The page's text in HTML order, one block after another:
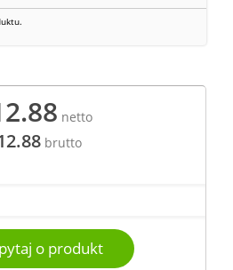
netto
brutto
o produkt